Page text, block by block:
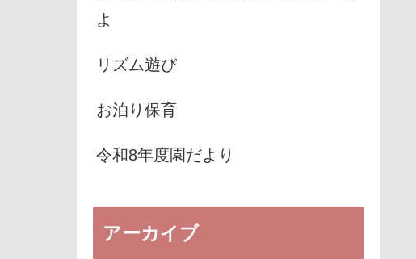
よ
リズム遊び
お泊り保育
令和8年度園だより
アーカイブ